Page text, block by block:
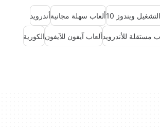
ويندوز 10 ألعاب سهلة مجانيةأندرويد
مستقلة للأندرويدألعاب آيفون للآيفونالكورية